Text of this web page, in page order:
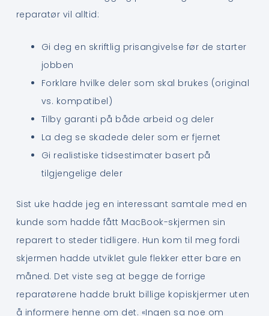
reparatør vil alltid:
Gi deg en skriftlig prisangivelse før de starter
jobben
Forklare hvilke deler som skal brukes (original
vs. kompatibel)
Tilby garanti på både arbeid og deler
La deg se skadede deler som er fjernet
Gi realistiske tidsestimater basert på
tilgjengelige deler
Sist uke hadde jeg en interessant samtale med en
kunde som hadde fått MacBook-skjermen sin
reparert to steder tidligere. Hun kom til meg fordi
skjermen hadde utviklet gule flekker etter bare en
måned. Det viste seg at begge de forrige
reparatørene hadde brukt billige kopiskjermer uten
å informere henne om det. «Ingen sa noe om